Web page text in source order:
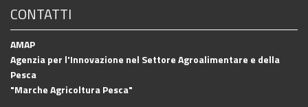
CONTATTI
AMAP
Agenzia per l'Innovazione nel Settore Agroalimentare e della
Pesca
"Marche Agricoltura Pesca"